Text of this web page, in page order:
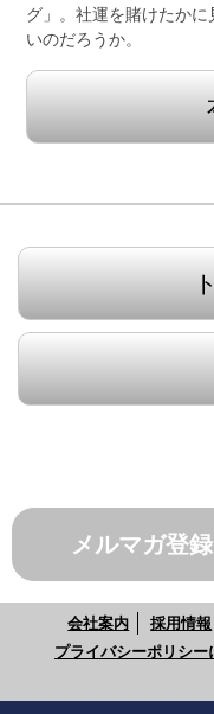
グ」。社運を賭けたか
いのだろうか。
メルマガ登録
会社案内 採用情報
プライバシーポリシー